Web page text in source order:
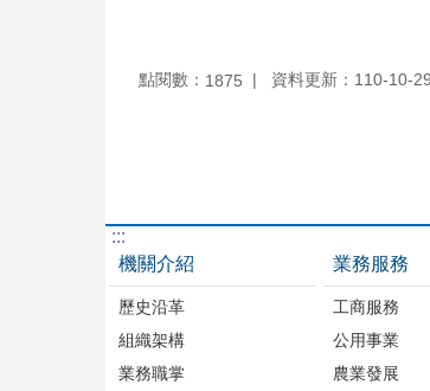
點閱數： 1875 資料更新：110-10-
:::
機關介紹
歷史沿革
組織架構
業務職掌
業務服務
工商服務
公用事業
農業發展